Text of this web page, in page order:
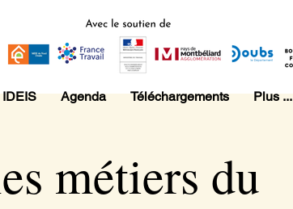
métiers du
IDEIS Agenda Téléchargements Plus ...